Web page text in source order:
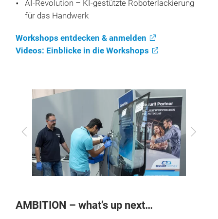
Vorsichtsmaßnahmen bei der Unfallreparatur
AI-Revolution – KI-gestützte Roboterlackierung
Workshops entdecken & anmelden
Zurück